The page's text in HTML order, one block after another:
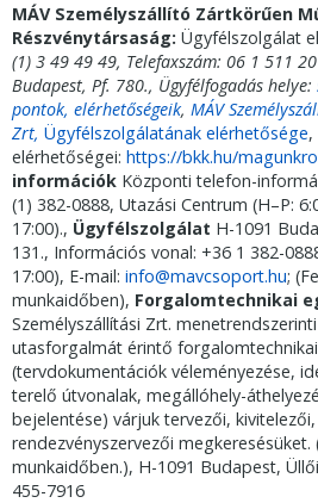
MÁV Személyszállító Zártkörűen
Részvénytársaság: Ügyfélszolgálat
(1) 3 49 49 49, Telefaxszám: 06 1 511
Budapest, Pf. 780., Ügyfélfogadás helye:
pontok, elérhetőségeik, MÁV
Zrt, Ügyfélszolgálatának elérhetősége,
elérhetőségei: https://bkk.hu/
információk Központi telefon-
(1) 382-0888, Utazási Centrum (H–P:
17:00)., Ügyfélszolgálat H-1091
131., Információs vonal: +36 1 382-
17:00), E-mail: info@mavcsoport.hu;
munkaidőben), Forgalomtechnikai
Személyszállítási Zrt.
utasforgalmát érintő
(tervdokumentációk véleményezése,
terelő útvonalak, megállóhely-
bejelentése) várjuk tervezői,
rendezvényszervezői megkeresésüket.
munkaidőben.), H-1091 Budapest,
455-7916